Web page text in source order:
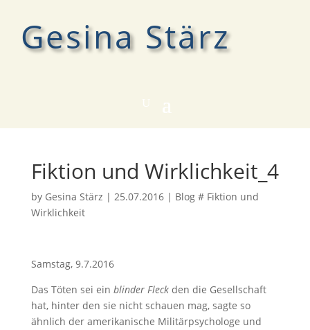
Gesina Stärz
Fiktion und Wirklichkeit_4
by Gesina Stärz | 25.07.2016 | Blog # Fiktion und
Wirklichkeit
Samstag, 9.7.2016
Das Töten sei ein blinder Fleckden die Gesellschaft
hat, hinter den sie nicht schauen mag, sagte so
ähnlich der amerikanische Militärpsychologe und